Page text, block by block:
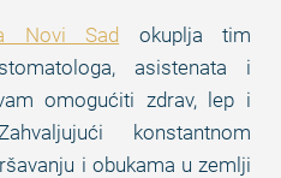
Novi Sad okuplja tim
asistenata i
omogućiti zdrav, lep i
konstantnom
i obukama u zemlji